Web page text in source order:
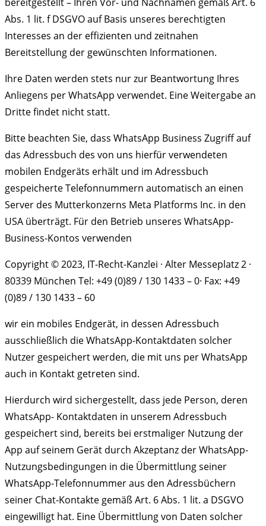
Abs. 1 lit. f DSGVO auf Basis unseres berechtigten
Interesses an der effizienten und zeitnahen
Bereitstellung der gewünschten Informationen.
Ihre Daten werden stets nur zur Beantwortung Ihres
Anliegens per WhatsApp verwendet. Eine Weitergabe an
Dritte findet nicht statt.
Bitte beachten Sie, dass WhatsApp Business Zugriff auf
das Adressbuch des von uns hierfür verwendeten
mobilen Endgeräts erhält und im Adressbuch
gespeicherte Telefonnummern automatisch an einen
Server des Mutterkonzerns Meta Platforms Inc. in den
USA überträgt. Für den Betrieb unseres WhatsApp-
Business-Kontos verwenden
Copyright © 2023, IT-Recht-Kanzlei · Alter Messeplatz 2 ·
80339 München Tel: +49 (0)89 / 130 1433 – 0· Fax: +49
(0)89 / 130 1433 – 60
wir ein mobiles Endgerät, in dessen Adressbuch
ausschließlich die WhatsApp-Kontaktdaten solcher
Nutzer gespeichert werden, die mit uns per WhatsApp
auch in Kontakt getreten sind.
Hierdurch wird sichergestellt, dass jede Person, deren
WhatsApp- Kontaktdaten in unserem Adressbuch
gespeichert sind, bereits bei erstmaliger Nutzung der
App auf seinem Gerät durch Akzeptanz der WhatsApp-
Nutzungsbedingungen in die Übermittlung seiner
WhatsApp-Telefonnummer aus den Adressbüchern
seiner Chat-Kontakte gemäß Art. 6 Abs. 1 lit. a DSGVO
eingewilligt hat. Eine Übermittlung von Daten solcher